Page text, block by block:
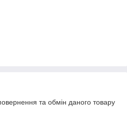
та обмін даного товару